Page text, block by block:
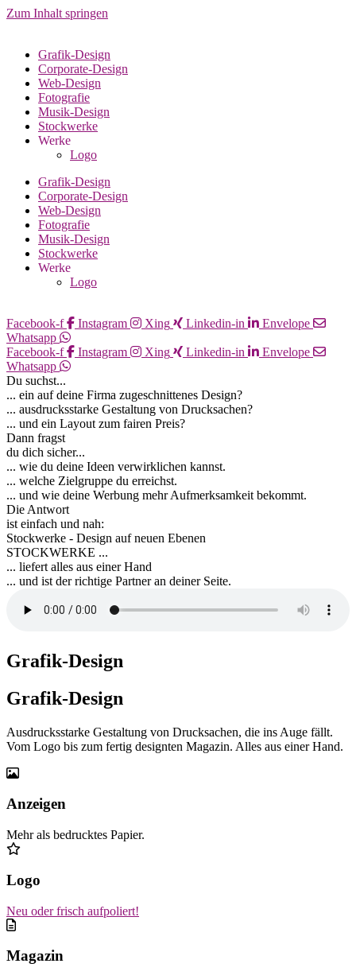
Zum Inhalt springen
Grafik-Design
Corporate-Design
Web-Design
Fotografie
Musik-Design
Stockwerke
Werke
Logo
Grafik-Design
Corporate-Design
Web-Design
Fotografie
Musik-Design
Stockwerke
Werke
Logo
Facebook-f Instagram Xing Linkedin-in
Envelope
Whatsapp
Facebook-f
Instagram Xing Linkedin-in
Envelope
Whatsapp
Du suchst...
... ein auf deine Firma zugeschnittenes Design?
... ausdrucksstarke Gestaltung von Drucksachen?
... und ein Layout zum fairen Preis?
Dann fragst
du dich sicher...
... wie du deine Ideen verwirklichen kannst.
... welche Zielgruppe du erreichst.
... und wie deine Werbung mehr Aufmerksamkeit bekommt.
Die Antwort
ist einfach und nah:
Stockwerke - Design auf neuen Ebenen
STOCKWERKE ...
... liefert alles aus einer Hand
... und ist der richtige Partner an deiner Seite.
Grafik-Design
Grafik-Design
Ausdrucksstarke Gestaltung von Drucksachen, die ins Auge fällt.
Vom Logo bis zum fertig designten Magazin. Alles aus einer Hand.
Anzeigen
Mehr als bedrucktes Papier.
Logo
Neu oder frisch aufpoliert!
Magazin